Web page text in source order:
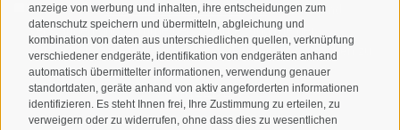
anzeige von werbung und inhalten, ihre entscheidungen zum
datenschutz speichern und übermitteln, abgleichung und
kombination von daten aus unterschiedlichen quellen, verknüpfung
verschiedener endgeräte, identifikation von endgeräten anhand
automatisch übermittelter informationen, verwendung genauer
standortdaten, geräte anhand von aktiv angeforderten informationen
identifizieren. Es steht Ihnen frei, Ihre Zustimmung zu erteilen, zu
verweigern oder zu widerrufen, ohne dass dies zu wesentlichen
Ich habe dieDatenschutzbestimmungengelesen und
verstanden und stimme der Verarbeitung meiner
personenbezogenen Daten durch den Verantwortlichen zu
ANMELDEN